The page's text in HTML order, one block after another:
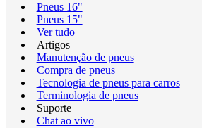
Pneus 16"
Pneus 15"
Ver tudo
Artigos
Manutenção de pneus
Compra de pneus
Tecnologia de pneus para carros
Terminologia de pneus
Suporte
Chat ao vivo